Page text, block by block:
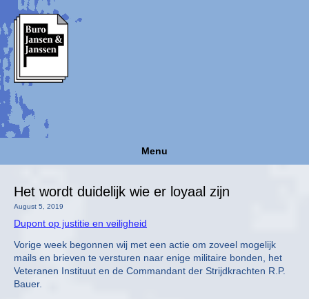
Menu
Het wordt duidelijk wie er loyaal zijn
August 5, 2019
Dupont op justitie en veiligheid
Vorige week begonnen wij met een actie om zoveel mogelijk
mails en brieven te versturen naar enige militaire bonden, het
Veteranen Instituut en de Commandant der Strijdkrachten R.P.
Bauer.